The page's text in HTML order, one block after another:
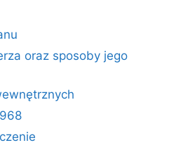
oraz sposoby jego